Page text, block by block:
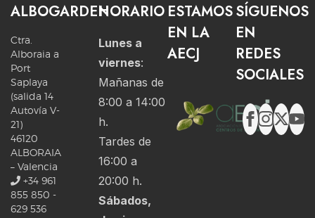
ALBOGARDEN
Ctra.
Alboraia a
Port
Saplaya
(salida 14
Autovía V-
21)
46120
ALBORAIA
– Valencia
+34 961
855 850 -
629 536
HORARIO
Lunes a
viernes:
Mañanas de
8:00 a 14:00
h.
Tardes de
16:00 a
20:00 h.
Sábados,
ESTAMOS
EN LA
AECJ
SÍGUENOS
EN
REDES
SOCIALES